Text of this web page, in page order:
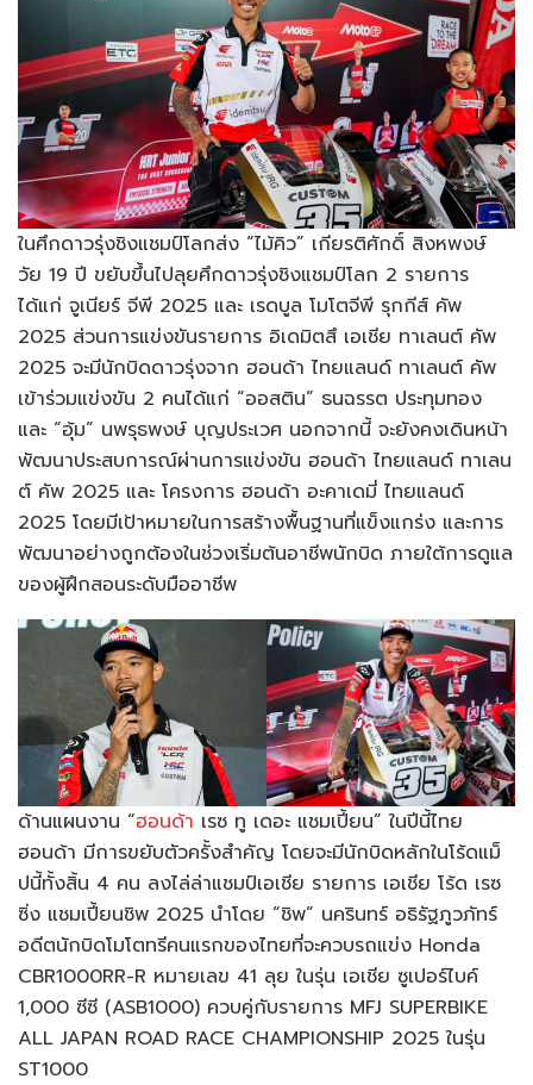
ในศึกดาวรุ่งชิงแชมป์โลกส่ง “ไม้คิว” เกียรติศักดิ์ สิงหพงษ์
วัย 19 ปี ขยับขึ้นไปลุยศึกดาวรุ่งชิงแชมป์โลก 2 รายการ
ได้แก่ จูเนียร์ จีพี 2025 และ เรดบูล โมโตจีพี รุกกีส์ คัพ
2025 ส่วนการแข่งขันรายการ อิเดมิตสึ เอเชีย ทาเลนต์ คัพ
2025 จะมีนักบิดดาวรุ่งจาก ฮอนด้า ไทยแลนด์ ทาเลนต์ คัพ
เข้าร่วมแข่งขัน 2 คนได้แก่ “ออสติน” ธนฉรรต ประทุมทอง
และ “อุ้ม” นพรุธพงษ์ บุญประเวศ นอกจากนี้ จะยังคงเดินหน้า
พัฒนาประสบการณ์ผ่านการแข่งขัน ฮอนด้า ไทยแลนด์ ทาเลน
ต์ คัพ 2025 และ โครงการ ฮอนด้า อะคาเดมี่ ไทยแลนด์
2025 โดยมีเป้าหมายในการสร้างพื้นฐานที่แข็งแกร่ง และการ
พัฒนาอย่างถูกต้องในช่วงเริ่มต้นอาชีพนักบิด ภายใต้การดูแล
ของผู้ฝึกสอนระดับมืออาชีพ
ด้านแผนงาน “ฮอนด้า เรซ ทู เดอะ แชมเปี้ยน” ในปีนี้ไทย
ฮอนด้า มีการขยับตัวครั้งสำคัญ โดยจะมีนักบิดหลักในโร้ดแม็
ปนี้ทั้งสิ้น 4 คน ลงไล่ล่าแชมป์เอเชีย รายการ เอเชีย โร้ด เรซ
ซิ่ง แชมเปี้ยนชิพ 2025 นำโดย “ชิพ” นครินทร์ อธิรัฐภูวภัทร์
อดีตนักบิดโมโตทรีคนแรกของไทยที่จะควบรถแข่ง Honda
CBR1000RR-R หมายเลข 41 ลุย ในรุ่น เอเชีย ซูเปอร์ไบค์
1,000 ซีซี (ASB1000) ควบคู่กับรายการ MFJ SUPERBIKE
ALL JAPAN ROAD RACE CHAMPIONSHIP 2025 ในรุ่น
ST1000